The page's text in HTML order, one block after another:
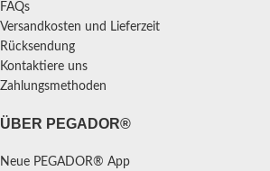
FAQs
Versandkosten und Lieferzeit
Rücksendung
Kontaktiere uns
Zahlungsmethoden
ÜBER PEGADOR®
Neue PEGADOR® App